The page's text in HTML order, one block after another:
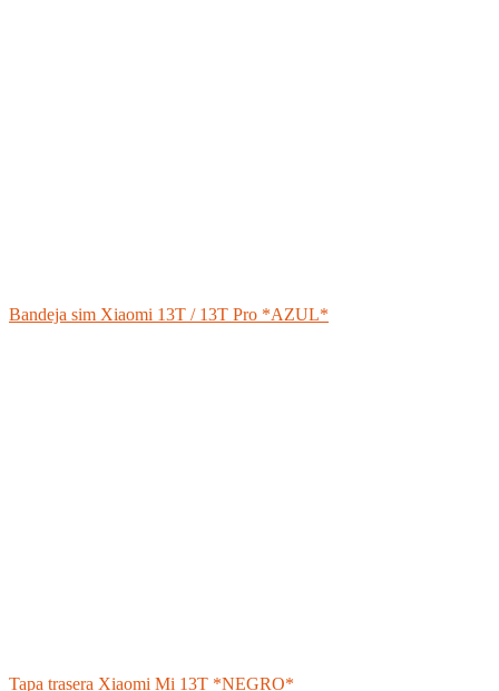
Bandeja sim Xiaomi 13T / 13T Pro *AZUL*
Tapa trasera Xiaomi Mi 13T *NEGRO*